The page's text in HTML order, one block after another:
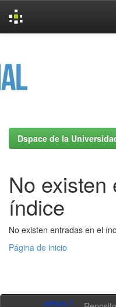
Dspace de la
No existen
índice
No existen entradas en el
Página de inicio